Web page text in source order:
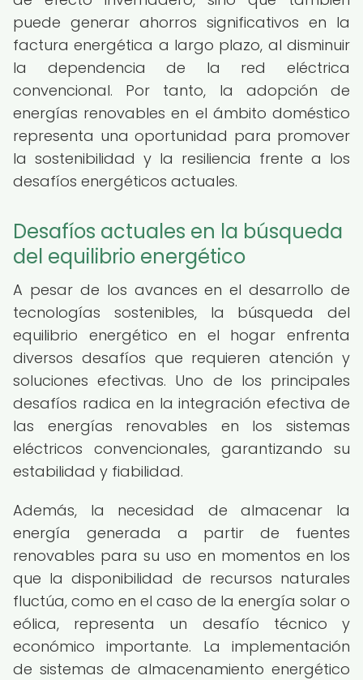
puede generar ahorros significativos en la
factura energética a largo plazo, al disminuir
la dependencia de la red eléctrica
convencional. Por tanto, la adopción de
energías renovables en el ámbito doméstico
representa una oportunidad para promover
la sostenibilidad y la resiliencia frente a los
desafíos energéticos actuales.
Desafíos actuales en la búsqueda
del equilibrio energético
A pesar de los avances en el desarrollo de
tecnologías sostenibles, la búsqueda del
equilibrio energético en el hogar enfrenta
diversos desafíos que requieren atención y
soluciones efectivas. Uno de los principales
desafíos radica en la integración efectiva de
las energías renovables en los sistemas
eléctricos convencionales, garantizando su
estabilidad y fiabilidad.
Además, la necesidad de almacenar la
energía generada a partir de fuentes
renovables para su uso en momentos en los
que la disponibilidad de recursos naturales
fluctúa, como en el caso de la energía solar o
eólica, representa un desafío técnico y
económico importante. La implementación
de sistemas de almacenamiento energético